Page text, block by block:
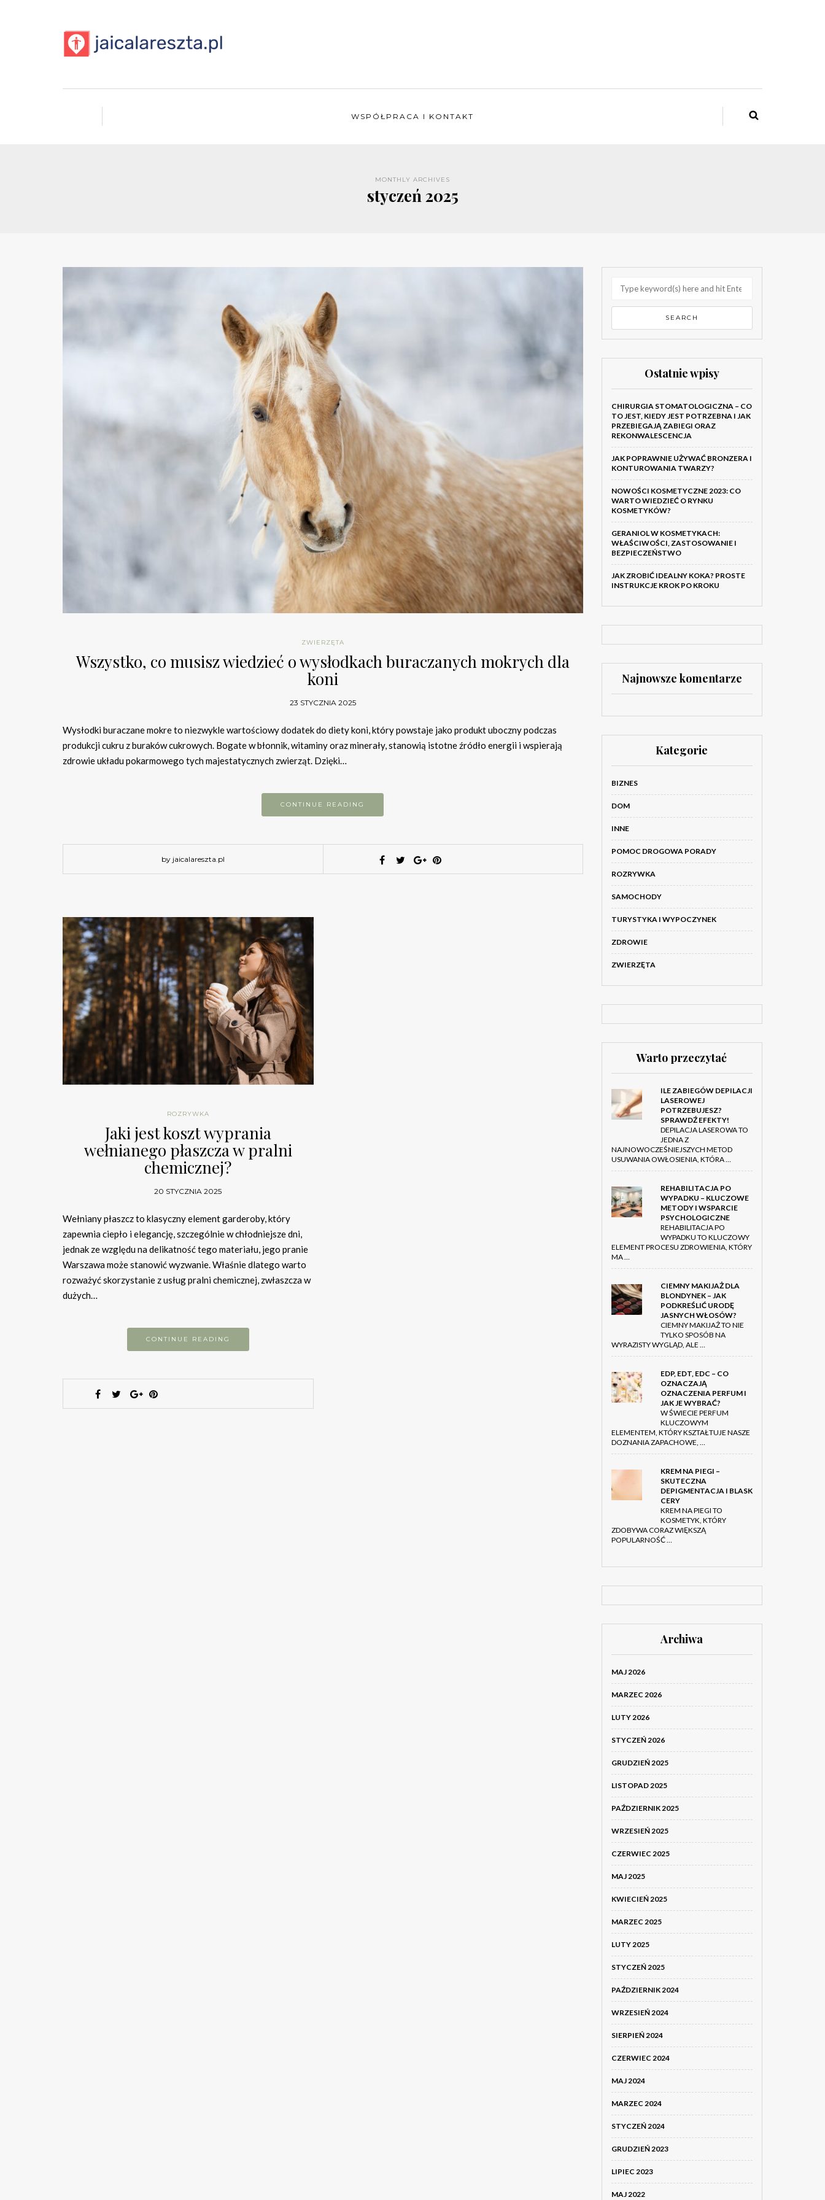
WSPÓŁPRACA I KONTAKT
MONTHLY ARCHIVES
styczeń 2025
ZWIERZĘTA
Wszystko, co musisz wiedzieć o wysłodkach buraczanych mokrych dla
koni
23 STYCZNIA 2025
Wysłodki buraczane mokre to niezwykle wartościowy dodatek do diety koni, który powstaje jako produkt uboczny podczas
produkcji cukru z buraków cukrowych. Bogate w błonnik, witaminy oraz minerały, stanowią istotne źródło energii i wspierają
zdrowie układu pokarmowego tych majestatycznych zwierząt. Dzięki…
CONTINUE READING
by jaicalareszta.pl
ROZRYWKA
Jaki jest koszt wyprania
wełnianego płaszcza w pralni
chemicznej?
20 STYCZNIA 2025
Wełniany płaszcz to klasyczny element garderoby, który
zapewnia ciepło i elegancję, szczególnie w chłodniejsze dni,
jednak ze względu na delikatność tego materiału, jego pranie
Warszawa może stanowić wyzwanie. Właśnie dlatego warto
rozważyć skorzystanie z usług pralni chemicznej, zwłaszcza w
dużych…
CONTINUE READING
Ostatnie wpisy
CHIRURGIA STOMATOLOGICZNA – CO
TO JEST, KIEDY JEST POTRZEBNA I JAK
PRZEBIEGAJĄ ZABIEGI ORAZ
REKONWALESCENCJA
JAK POPRAWNIE UŻYWAĆ BRONZERA I
KONTUROWANIA TWARZY?
NOWOŚCI KOSMETYCZNE 2023: CO
WARTO WIEDZIEĆ O RYNKU
KOSMETYKÓW?
GERANIOL W KOSMETYKACH:
WŁAŚCIWOŚCI, ZASTOSOWANIE I
BEZPIECZEŃSTWO
JAK ZROBIĆ IDEALNY KOKA? PROSTE
INSTRUKCJE KROK PO KROKU
Najnowsze komentarze
Kategorie
BIZNES
DOM
INNE
POMOC DROGOWA PORADY
ROZRYWKA
SAMOCHODY
TURYSTYKA I WYPOCZYNEK
ZDROWIE
ZWIERZĘTA
Warto przeczytać
ILE ZABIEGÓW DEPILACJI
LASEROWEJ
POTRZEBUJESZ?
SPRAWDŹ EFEKTY!
DEPILACJA LASEROWA TO
JEDNA Z
NAJNOWOCZEŚNIEJSZYCH METOD
USUWANIA OWŁOSIENIA, KTÓRA …
REHABILITACJA PO
WYPADKU – KLUCZOWE
METODY I WSPARCIE
PSYCHOLOGICZNE
REHABILITACJA PO
WYPADKU TO KLUCZOWY
ELEMENT PROCESU ZDROWIENIA, KTÓRY
MA …
CIEMNY MAKIJAŻ DLA
BLONDYNEK – JAK
PODKREŚLIĆ URODĘ
JASNYCH WŁOSÓW?
CIEMNY MAKIJAŻ TO NIE
TYLKO SPOSÓB NA
WYRAZISTY WYGLĄD, ALE …
EDP, EDT, EDC – CO
OZNACZAJĄ
OZNACZENIA PERFUM I
JAK JE WYBRAĆ?
W ŚWIECIE PERFUM
KLUCZOWYM
ELEMENTEM, KTÓRY KSZTAŁTUJE NASZE
DOZNANIA ZAPACHOWE, …
KREM NA PIEGI –
SKUTECZNA
DEPIGMENTACJA I BLASK
CERY
KREM NA PIEGI TO
KOSMETYK, KTÓRY
ZDOBYWA CORAZ WIĘKSZĄ
POPULARNOŚĆ …
Archiwa
MAJ 2026
MARZEC 2026
LUTY 2026
STYCZEŃ 2026
GRUDZIEŃ 2025
LISTOPAD 2025
PAŹDZIERNIK 2025
WRZESIEŃ 2025
CZERWIEC 2025
MAJ 2025
KWIECIEŃ 2025
MARZEC 2025
LUTY 2025
STYCZEŃ 2025
PAŹDZIERNIK 2024
WRZESIEŃ 2024
SIERPIEŃ 2024
CZERWIEC 2024
MAJ 2024
MARZEC 2024
STYCZEŃ 2024
GRUDZIEŃ 2023
LIPIEC 2023
MAJ 2022